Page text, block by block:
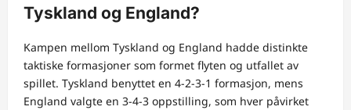
Tyskland og England?
Kampen mellom Tyskland og England hadde distinkte
taktiske formasjoner som formet flyten og utfallet av
spillet. Tyskland benyttet en 4-2-3-1 formasjon, mens
England valgte en 3-4-3 oppstilling, som hver påvirket